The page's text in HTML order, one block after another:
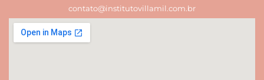
contato@institutovillamil.com.br